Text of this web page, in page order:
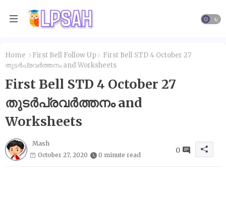
Home First Bell Follow Up
First Bell STD 4 October 27
തുടർപ്രവർത്തനം and Worksheets
First Bell STD 4 October 27
തുടർപ്രവർത്തനം and
Worksheets
Mash
October 27, 2020
0 minute read
0